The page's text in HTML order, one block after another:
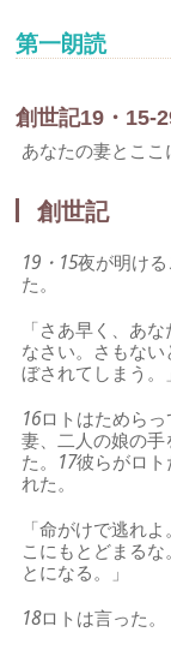
第一朗読
創世記19・15-
あなたの妻とここ
創世記
19・15夜が明け
た。
「さあ早く、あ
なさい。さもな
ぼされてしまう。」
16ロトはためらっ
妻、二人の娘の
た。 17彼らがロ
れた。
「命がけで逃れ
こにもとどまる
とになる。」
18ロトは言った。